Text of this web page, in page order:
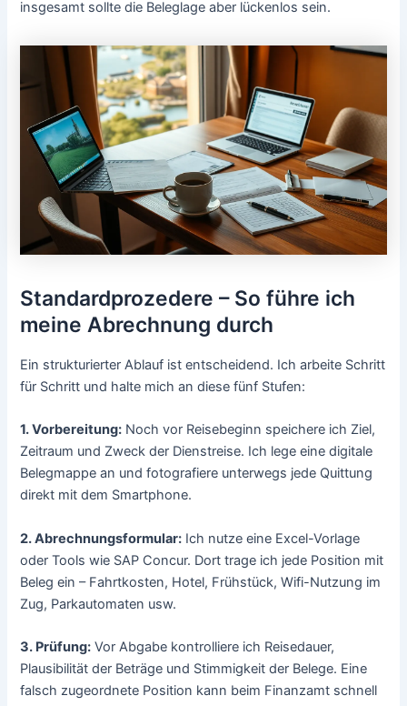
insgesamt sollte die Beleglage aber lückenlos sein.
Standardprozedere – So führe ich
meine Abrechnung durch
Ein strukturierter Ablauf ist entscheidend. Ich arbeite Schritt
für Schritt und halte mich an diese fünf Stufen:
1. Vorbereitung: Noch vor Reisebeginn speichere ich Ziel,
Zeitraum und Zweck der Dienstreise. Ich lege eine digitale
Belegmappe an und fotografiere unterwegs jede Quittung
direkt mit dem Smartphone.
2. Abrechnungsformular: Ich nutze eine Excel-Vorlage
oder Tools wie SAP Concur. Dort trage ich jede Position mit
Beleg ein – Fahrtkosten, Hotel, Frühstück, Wifi-Nutzung im
Zug, Parkautomaten usw.
3. Prüfung: Vor Abgabe kontrolliere ich Reisedauer,
Plausibilität der Beträge und Stimmigkeit der Belege. Eine
falsch zugeordnete Position kann beim Finanzamt schnell